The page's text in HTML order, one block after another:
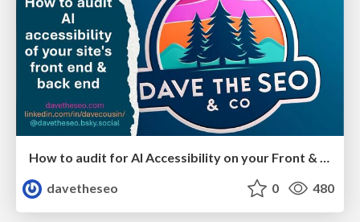
How to audit for AI Accessibility on your Front & Back End
davetheseo
0 480